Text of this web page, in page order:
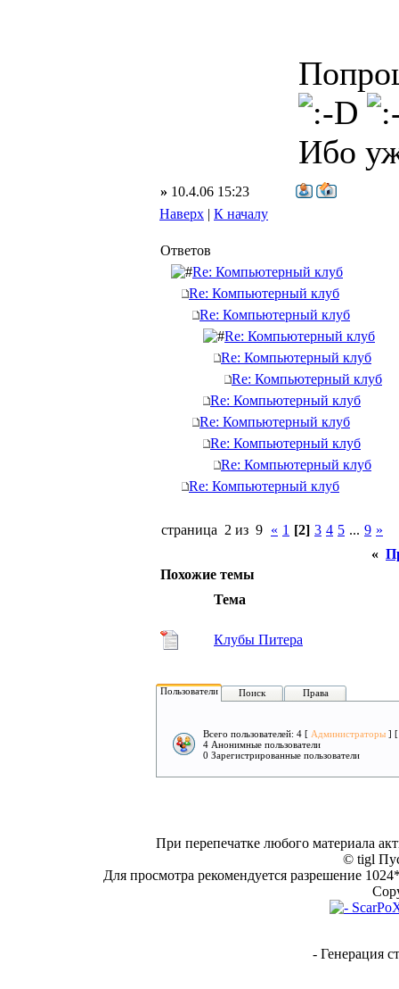
Ибо
» 10.4.06 15:23
Наверх | К началу
Ответов
Re: Компьютерный клуб
Re: Компьютерный клуб
Re: Компьютерный клуб
Re: Компьютерный клуб
Re: Компьютерный клуб
Re: Компьютерный клуб
Re: Компьютерный клуб
Re: Компьютерный клуб
Re: Компьютерный клуб
Re: Компьютерный клуб
Re: Компьютерный клуб
страница 2 из 9 « 1 [2] 3 4 5 ... 9 »
«
Похожие темы
Тема
Клубы Питера
Пользователи Поиск Права
Всего пользователей: 4 [ Администраторы ]
4 Анонимные пользователи
0 Зарегистрированные пользователи
При перепечатке любого материала
© tigl
Для просмотра рекомендуется разрешение
- Генерация